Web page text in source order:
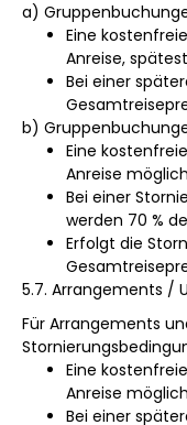
a)
Eine
Anreise,
Bei einer
b)
Eine
Anreise
Bei einer
werden 70 %
Erfolgt die
5.7. Arrangements /
Für Arrangements
Eine
Anreise
Bei einer